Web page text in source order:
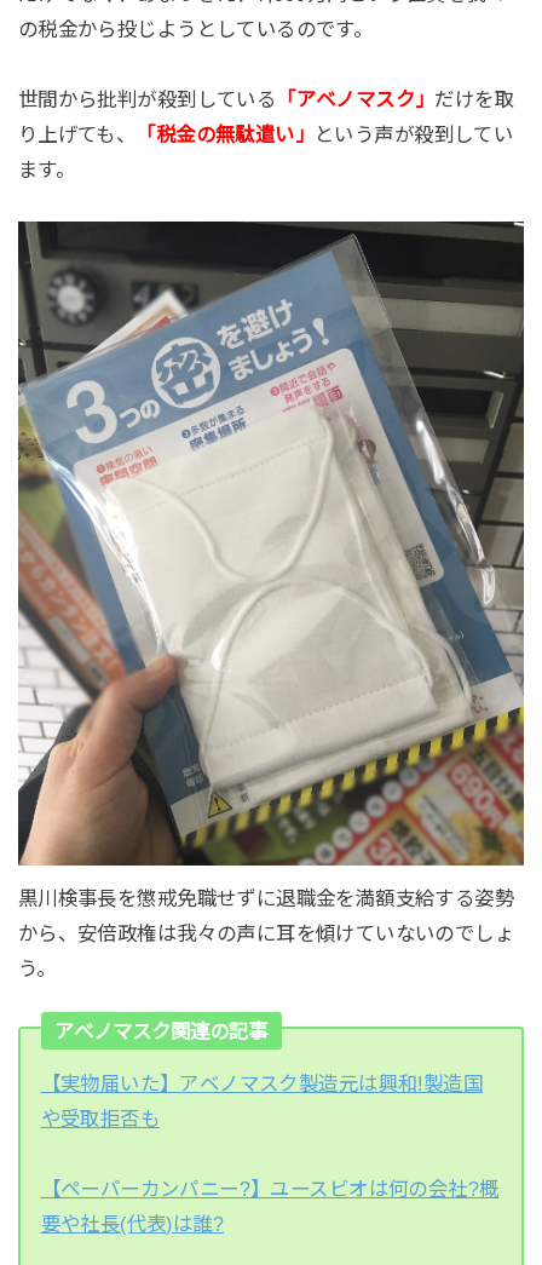
の税金から投じようとしているのです。
世間から批判が殺到している 「アベノマスク」 だけを取
り上げても、
「税金の無駄遣い」
という声が殺到してい
ます。
黒川検事長を懲戒免職せずに退職金を満額支給する姿勢
から、安倍政権は我々の声に耳を傾けていないのでしょ
う。
アベノマスク関連の記事
【実物届いた】アベノマスク製造元は興和!製造国
や受取拒否も
【ペーパーカンパニー?】ユースビオは何の会社?概
要や社長(代表)は誰?